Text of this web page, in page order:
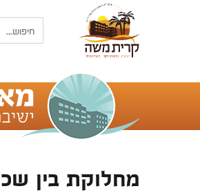
מחלוקת בין